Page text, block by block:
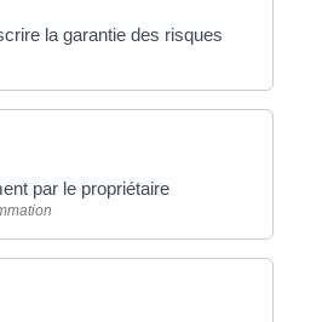
la garantie des risques
par le propriétaire